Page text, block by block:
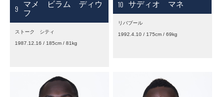
9
マメ ビラム ディウ
フ
ストーク シティ
1987.12.16 / 185cm / 81kg
10 サディオ マネ
リバプール
1992.4.10 / 175cm / 69kg